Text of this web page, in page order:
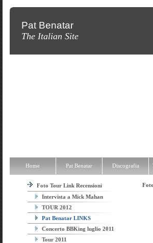
Pat Benatar
The Italian Site
Foto Tour Link Recensioni
Intervista a Mick Mahan
TOUR 2012
Pat Benatar LINKS
Concerto BBKing luglio 2011
Tour 2011
Home Pat Benatar Discografia